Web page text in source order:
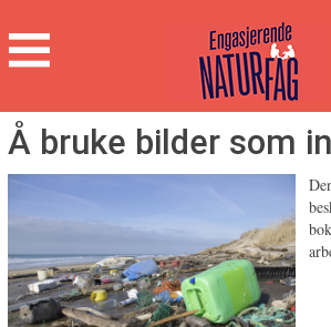
Hovedmeny
Naturfag
Å bruke bilder som